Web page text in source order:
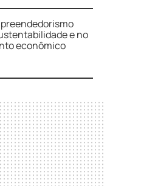
e no
econômico